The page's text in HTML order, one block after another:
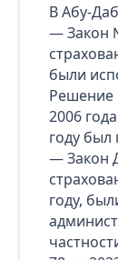
В
— Закон
были
Решение
2006
году был
— Закон
году,